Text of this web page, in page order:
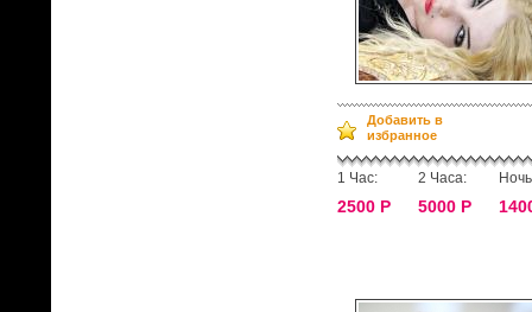
Добавить в
избранное
1 Час:
2500 Р
2 Часа:
5000 Р